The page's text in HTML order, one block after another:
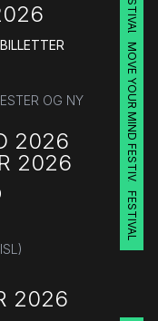
MOVE YOUR MIND FESTIVAL
OG NY
2026
2026
FESTIVAL
2026